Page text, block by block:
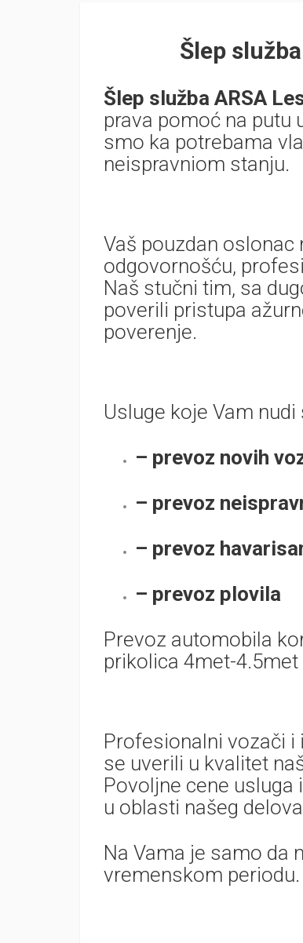
Šlep
Šlep služba ARSA
prava pomoć na putu
smo ka potrebama
neispravniom stanju.
Vaš pouzdan oslonac
odgovornošću,
Naš stučni tim, sa
poverili pristupa
poverenje.
Usluge koje Vam nudi
– prevoz novih
– prevoz
– prevoz
– prevoz plovila
Prevoz automobila
prikolica 4met-
Profesionalni vozači
se uverili u kvalitet
Povoljne cene usluga
u oblasti našeg
Na Vama je samo da
vremenskom periodu.